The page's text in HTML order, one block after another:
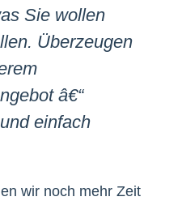
Sie wollen
Überzeugen
â€“
einfach
wir noch mehr Zeit